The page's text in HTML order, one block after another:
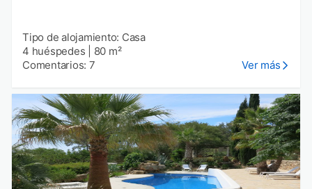
Tipo de alojamiento: Casa
4 huéspedes
80 m²
Comentarios: 7
Ver más